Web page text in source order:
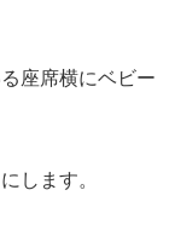
座席横にベビー
します。